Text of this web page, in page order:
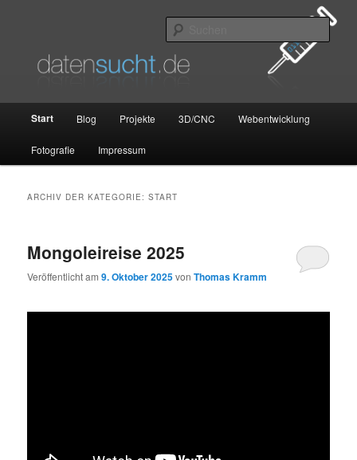
springen
springendatensucht.de
Hauptmenü
Start Blog Projekte 3D/CNC Webentwicklung
Fotografie Impressum
ARCHIV DER KATEGORIE:START
Mongoleireise 2025
Veröffentlicht am9. Oktober 2025vonThomas Kramm